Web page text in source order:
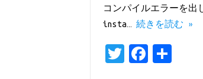
コンパイルエラーを
insta… 続きを読む »
T
Fa